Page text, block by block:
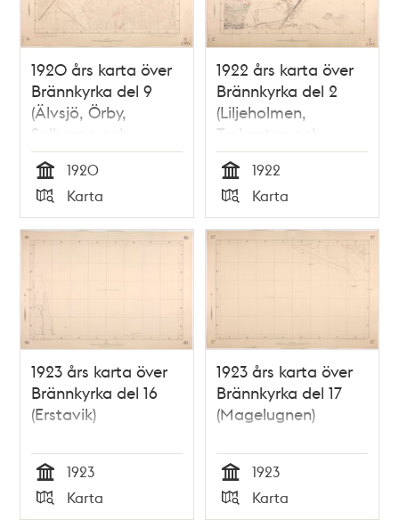
1920 års karta över
Brännkyrka del 9
(Älvsjö, Örby,
Solberga och
Östberga)
Tid
1920
Typ
Karta
1922 års karta över
Brännkyrka del 2
(Liljeholmen,
Trekanten och
Aspudden)
Tid
1922
Typ
Karta
1923 års karta över
Brännkyrka del 16
(Erstavik)
Tid
1923
Typ
Karta
1923 års karta över
Brännkyrka del 17
(Magelugnen)
Tid
1923
Typ
Karta